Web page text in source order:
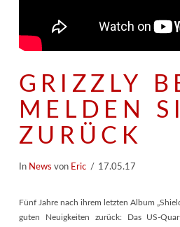
GRIZZLY
MELDEN
ZURÜCK
In News von Eric 17.05.17
Fünf Jahre nach ihrem letzten Album
guten Neuigkeiten zurück: Das US-